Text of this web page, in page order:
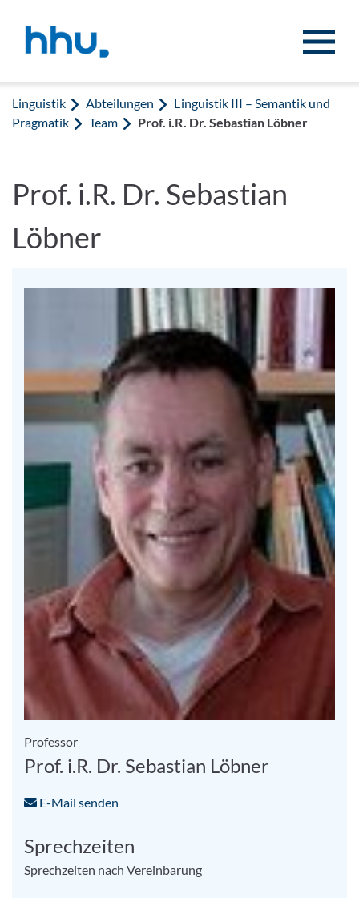
Linguistik Abteilungen
Linguistik III – Semantik und
Pragmatik
Team Prof. i.R. Dr. Sebastian Löbner
Prof. i.R. Dr. Sebastian
Löbner
Professor
Prof. i.R. Dr. Sebastian Löbner
E-Mail senden
Sprechzeiten
Sprechzeiten nach Vereinbarung